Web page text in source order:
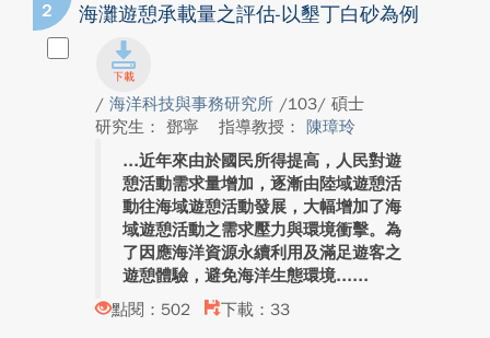
2 海灘遊憩承載量之評估-以墾丁白砂為例
/ 海洋科技與事務研究所 /103/ 碩士
研究生： 鄧寧
指導教授： 陳璋玲
近年來由於國民所得提高，人民對遊
憩活動需求量增加，逐漸由陸域遊憩活
動往海域遊憩活動發展，大幅增加了海
域遊憩活動之需求壓力與環境衝擊。為
了因應海洋資源永續利用及滿足遊客之
遊憩體驗，避免海洋生態環境...
點閱：502
下載：33